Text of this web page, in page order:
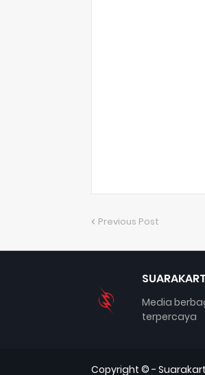
Previous Post
Media
terpercaya
Copyright © -